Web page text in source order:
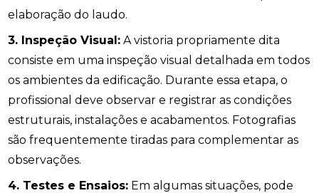
elaboração do laudo.
3. Inspeção Visual: A vistoria propriamente dita
consiste em uma inspeção visual detalhada em todos
os ambientes da edificação. Durante essa etapa, o
profissional deve observar e registrar as condições
estruturais, instalações e acabamentos. Fotografias
são frequentemente tiradas para complementar as
observações.
4. Testes e Ensaios: Em algumas situações, pode